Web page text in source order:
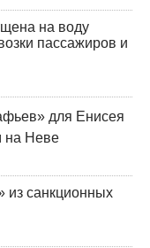
на воду
пассажиров и
для Енисея
на Неве
из санкционных